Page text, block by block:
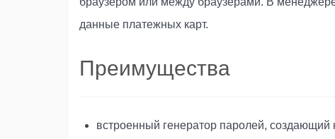
данные платежных карт.
Преимущества
встроенный генератор паролей,